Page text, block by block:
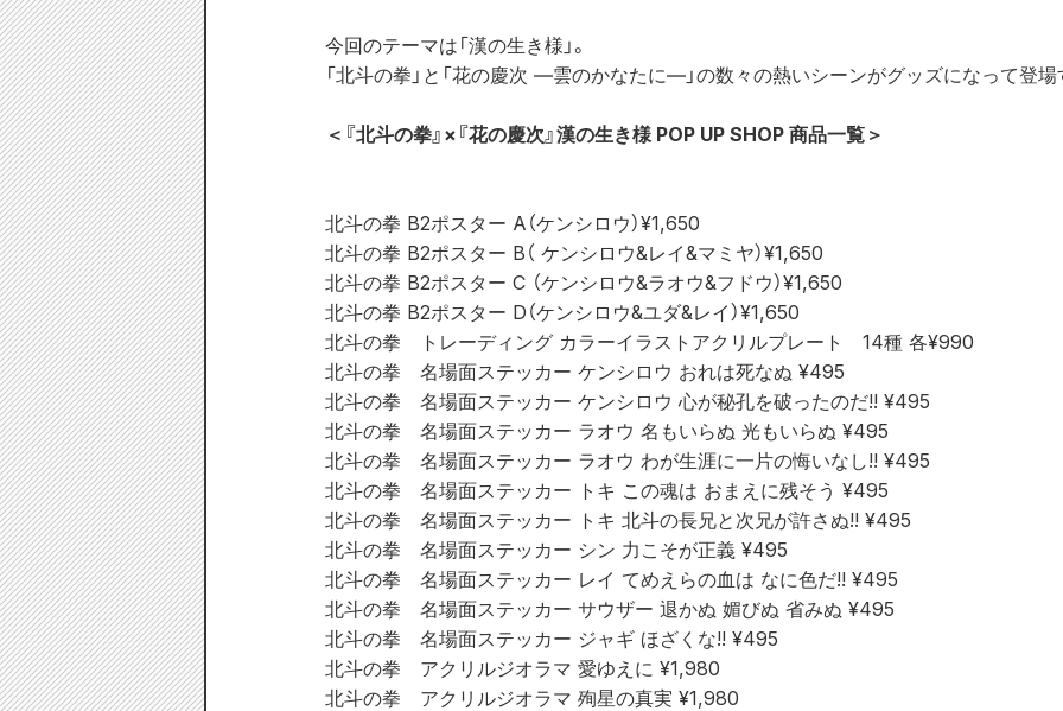
今回のテーマは「漢の生き様」。
「北斗の拳」と「花の慶次 ―雲のかなたに―」の数々の熱いシーンがグッズになって登場
＜『北斗の拳』×『花の慶次』漢の生き様 POP UP SHOP 商品一覧＞
北斗の拳 B2ポスター A（ケンシロウ）¥1,650
北斗の拳 B2ポスター B（ ケンシロウ&レイ&マミヤ）¥1,650
北斗の拳 B2ポスター C （ケンシロウ&ラオウ&フドウ）¥1,650
北斗の拳 B2ポスター D（ケンシロウ&ユダ&レイ）¥1,650
北斗の拳　トレーディング カラーイラストアクリルプレート　14種 各¥990
北斗の拳　名場面ステッカー ケンシロウ おれは死なぬ ¥495
北斗の拳　名場面ステッカー ケンシロウ 心が秘孔を破ったのだ!! ¥495
北斗の拳　名場面ステッカー ラオウ 名もいらぬ 光もいらぬ ¥495
北斗の拳　名場面ステッカー ラオウ わが生涯に一片の悔いなし!! ¥495
北斗の拳　名場面ステッカー トキ この魂は おまえに残そう ¥495
北斗の拳　名場面ステッカー トキ 北斗の長兄と次兄が許さぬ!! ¥495
北斗の拳　名場面ステッカー シン 力こそが正義 ¥495
北斗の拳　名場面ステッカー レイ てめえらの血は なに色だ!! ¥495
北斗の拳　名場面ステッカー サウザー 退かぬ 媚びぬ 省みぬ ¥495
北斗の拳　名場面ステッカー ジャギ ほざくな!! ¥495
北斗の拳　アクリルジオラマ 愛ゆえに ¥1,980
北斗の拳　アクリルジオラマ 殉星の真実 ¥1,980